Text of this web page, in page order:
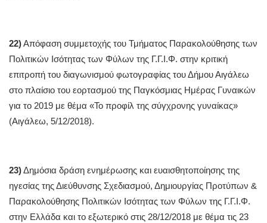
22)Απόφαση συμμετοχής του Τμήματος Παρακολούθησης των
Πολιτικών Ισότητας των Φύλων της Γ.Γ.Ι.Φ. στην κριτική
επιτροπή του διαγωνισμού φωτογραφίας του Δήμου Αιγάλεω
στο πλαίσιο του εορτασμού της Παγκόσμιας Ημέρας Γυναικών
για το 2019 με θέμα «Το προφίλ της σύγχρονης γυναίκας»
(Αιγάλεω, 5/12/2018).
23)Δημόσια δράση ενημέρωσης και ευαισθητοποίησης της
ηγεσίας της Διεύθυνσης Σχεδιασμού, Δημιουργίας Προτύπων &
Παρακολούθησης Πολιτικών Ισότητας των Φύλων της Γ.Γ.Ι.Φ.
στην Ελλάδα και το εξωτερικό στις 28/12/2018 με θέμα τις 23